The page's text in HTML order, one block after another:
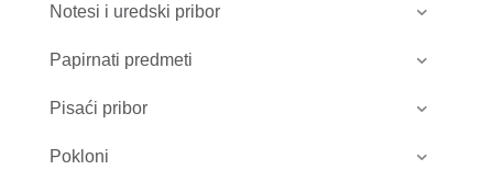
Notesi i uredski pribor
Papirnati predmeti
Pisaći pribor
Pokloni